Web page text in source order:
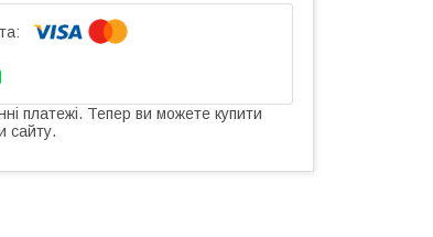
платежі. Тепер ви можете купити
сайту.